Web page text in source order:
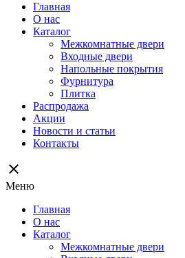
Главная
О нас
Каталог
Межкомнатные двери
Входные двери
Напольные покрытия
Фурнитура
Плитка
Распродажа
Акции
Новости и статьи
Контакты
close
Меню
Главная
О нас
Каталог
Межкомнатные двери